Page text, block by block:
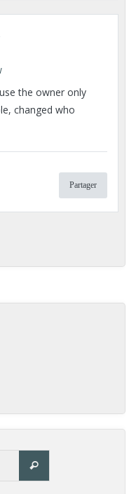
the owner only
changed who
Partager